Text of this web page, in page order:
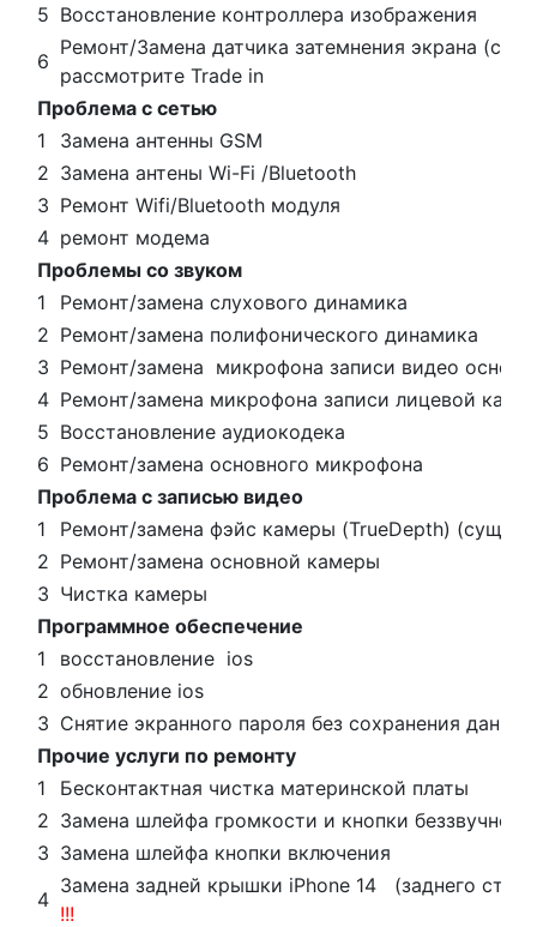
5 Восстановление контроллера изображения
6
Ремонт/Замена датчика затемнения экрана
рассмотрите Trade in
Проблема с сетью
1
Замена антенны GSM
2 Замена антены Wi-Fi /Bluetooth
3 Ремонт Wifi/Bluetooth модуля
4 ремонт модема
Проблемы со звуком
1
Ремонт/замена слухового динамика
2 Ремонт/замена полифонического динамика
3 Ремонт/замена микрофона записи видео
4 Ремонт/замена микрофона записи лицевой
5 Восстановление аудиокодека
6 Ремонт/замена основного микрофона
Проблема с записью видео
1
Ремонт/замена фэйс камеры (TrueDepth)
2 Ремонт/замена основной камеры
3 Чистка камеры
Программное обеспечение
1
восстановление ios
2 обновление ios
3 Cнятие экранного пароля без сохранения данных
Прочие услуги по ремонту
1
Бесконтактная чистка материнской платы
2 Замена шлейфа громкости и кнопки
3 Замена шлейфа кнопки включения
4
Замена задней крышки iPhone 14
(заднего
!!!